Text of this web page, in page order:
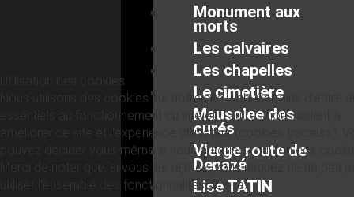
Monument aux
morts
Les calvaires
Les chapelles
Le cimetière
Mausolee des
curés
Vierge route de
Denazé
Lise TATIN
Utilisation des cookies
Nous utilisons des cookies sur notre site web. Certains d’entre
essentiels au fonctionnement du site et d’autres nous aident à
améliorer ce site et l’expérience utilisateur (cookies traceurs).
pouvez décider vous-même si vous autorisez ou non ces
Merci de noter que, si vous les rejetez, vous risquez de ne pas
utiliser l’ensemble des fonctionnalités du site.